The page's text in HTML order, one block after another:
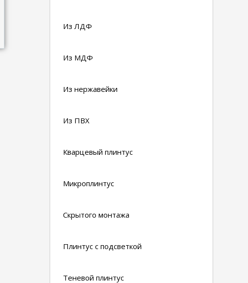
Из ЛДФ
Из МДФ
Из нержавейки
Из ПВХ
Кварцевый плинтус
Микроплинтус
Скрытого монтажа
Плинтус с подсветкой
Теневой плинтус